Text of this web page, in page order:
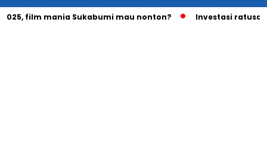
mania Sukabumi mau nonton? Investasi ratusan